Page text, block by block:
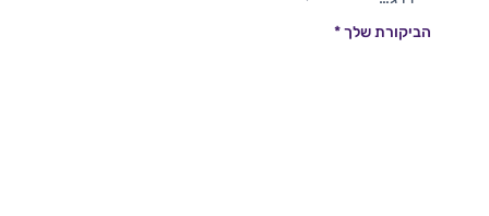
הביקורת שלך*